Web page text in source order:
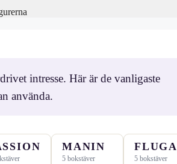
intresse. Här är de vanligaste
använda.
MANIN
5 bokstäver
FLUGA
5 bokstäver